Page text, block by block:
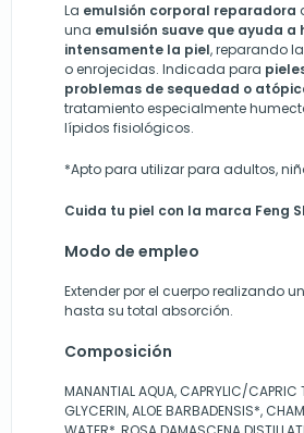
La emulsión corporal reparadora
una emulsión suave que ayuda a
intensamente la piel, reparando
o enrojecidas. Indicada para
problemas de sequedad o
tratamiento especialmente
lípidos fisiológicos.
*Apto para utilizar para adultos,
Cuida tu piel con la marca Feng
Modo de empleo
Extender por el cuerpo realizando
hasta su total absorción.
Composición
MANANTIAL AQUA, CAPRYLIC/CAPRIC
GLYCERIN, ALOE BARBADENSIS*,